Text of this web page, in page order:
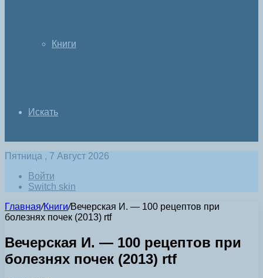
Книги
Искать
Пятница , 7 Август 2026
Войти
Switch skin
Главная/Книги/Вечерская И. — 100 рецептов при
болезнях почек (2013) rtf
Вечерская И. — 100 рецептов при
болезнях почек (2013) rtf